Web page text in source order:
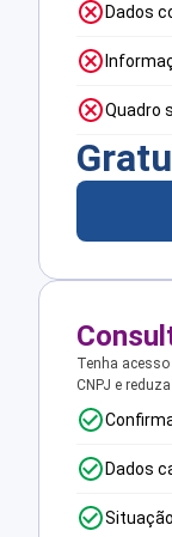
Dados
Quadro
Tenha
CNPJ e
Dados